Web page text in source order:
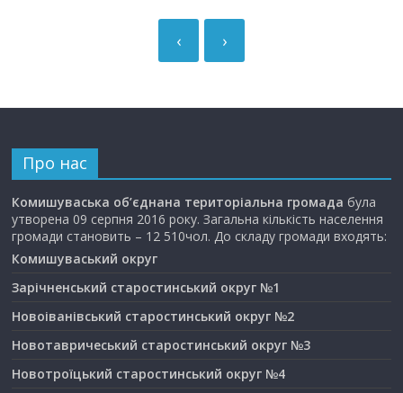
›
‹
Про нас
Комишуваська об’єднана територіальна громада була
утворена 09 серпня 2016 року. Загальна кількість населення
громади становить – 12 510чол. До складу громади входять:
Комишуваський округ
Зарічненський старостинський округ №1
Новоіванівський старостинський округ №2
Новотавричеський старостинський округ №3
Новотроїцький старостинський округ №4